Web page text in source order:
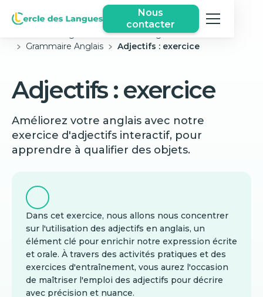
Nous
contacter
Exercices Anglais Gratuits
Grammaire Anglais
Adjectifs : exercice
Adjectifs : exercice
Améliorez votre anglais avec notre
exercice d'adjectifs interactif, pour
apprendre à qualifier des objets.
Dans cet exercice, nous allons nous concentrer
sur l'utilisation des adjectifs en anglais, un
élément clé pour enrichir notre expression écrite
et orale. À travers des activités pratiques et des
exercices d'entraînement, vous aurez l'occasion
de maîtriser l'emploi des adjectifs pour décrire
avec précision et nuance.